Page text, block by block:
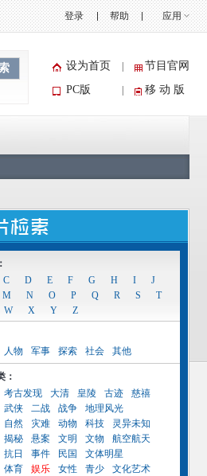
帮助 应用
登录
设为首页
节目官网
PC版
移 动 版
C D E F G H I
J
M N O P Q R S
T
W X Y Z
人物 军事 探索 社会 其他
：
考古发现 大清 皇陵 古迹
慈禧
武侠 二战 战争
地理风光
自然 灾难 动物 科技
灵异未知
揭秘 悬案 文明 文物
航空航天
抗日 事件 民国
文体明星
体育 娱乐 女性 青少
文化艺术